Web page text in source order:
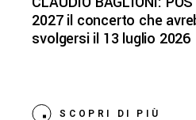
2027 il concerto che
svolgersi il 13 luglio 2026
SCOPRI DI PIÙ